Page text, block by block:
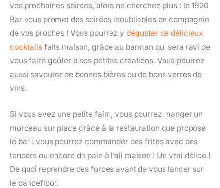
vos prochaines soirées, alors ne cherchez plus : le 1920
Bar vous promet des soirées inoubliables en compagnie
de vos proches ! Vous pourrez y déguster de délicieux
cocktails faits maison, grâce au barman qui sera ravi de
vous faire goûter à ses petites créations. Vous pourrez
aussi savourer de bonnes bières ou de bons verres de
vins.
Si vous avez une petite faim, vous pourrez manger un
morceau sur place grâce à la restauration que propose
le bar : vous pourrez commander des frites avec des
tenders ou encore de pain à l’ail maison ! Un vrai délice !
De quoi reprendre des forces avant de vous lancer sur
le dancefloor.